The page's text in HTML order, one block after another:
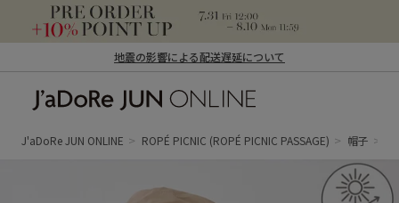
地震の影響による配送遅延について
ン オンライン）
J'aDoRe JUN ONLINE ROPÉ PICNIC (ROPÉ PICNIC PASSAGE) 帽子